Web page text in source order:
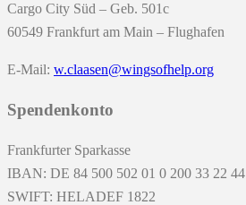
Cargo City Süd – Geb. 501c
60549 Frankfurt am Main – Flughafen
E-Mail: w.claasen@wingsofhelp.org
Spendenkonto
Frankfurter Sparkasse
IBAN: DE 84 500 502 01 0 200 33 22 44
SWIFT: HELADEF 1822